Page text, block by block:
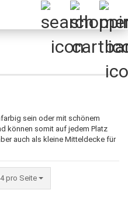
sein oder mit schönem
können somit auf jedem Platz
auch als kleine Mitteldecke für
pro Seite
Seite